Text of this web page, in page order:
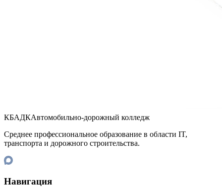
КБАДКАвтомобильно-дорожный колледж
Среднее профессиональное образование в области IT,
транспорта и дорожного строительства.
Навигация